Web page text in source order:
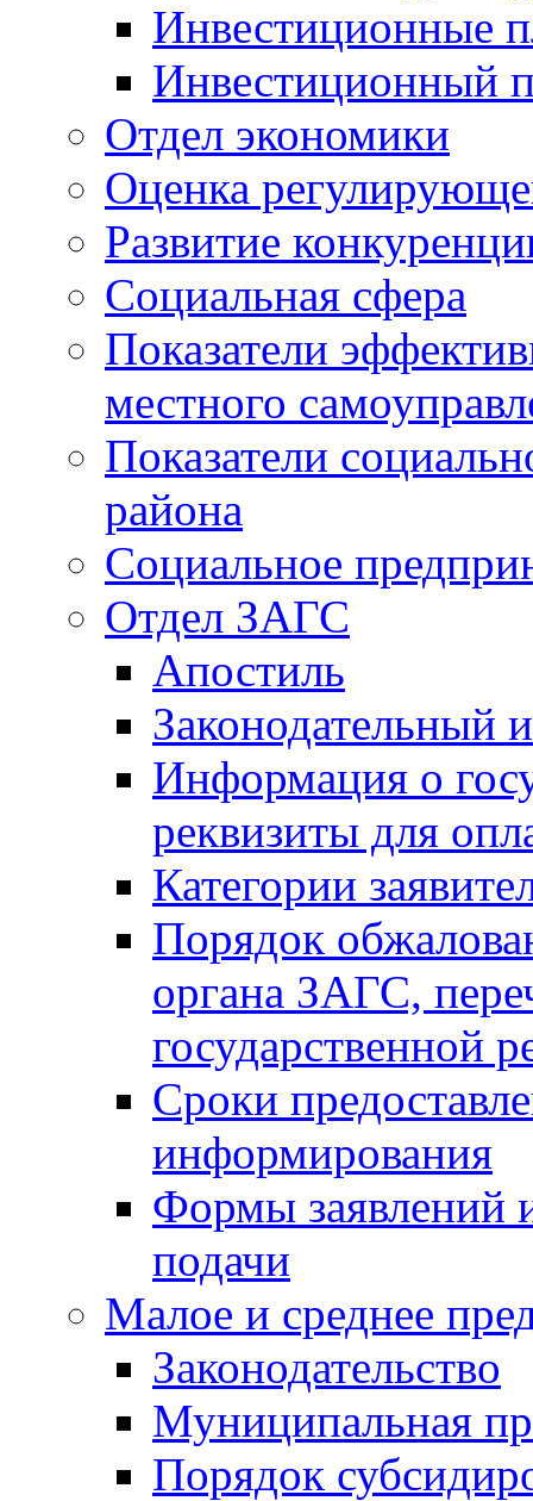
Инвестиционные
Инвестиционный
Отдел экономики
Оценка
Развитие
Социальная сфера
Показатели
местного
Показатели
района
Социальное
Отдел ЗАГС
Апостиль
Законодательный
Информация о
реквизиты для
Категории
Порядок
органа ЗАГС,
государственной
Сроки
информирования
Формы заявлений
подачи
Малое и среднее
Законодательство
Муниципальная
Порядок